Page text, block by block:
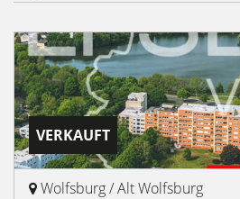
VERKAUFT
Wolfsburg / Alt Wolfsburg